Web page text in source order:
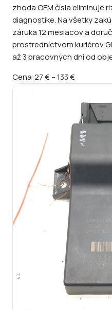
zhoda OEM čísla eliminuje
diagnostike. Na všetky
záruka 12 mesiacov a
prostredníctvom kuriérov
až 3 pracovných dní od
Cena:27 €–133 €